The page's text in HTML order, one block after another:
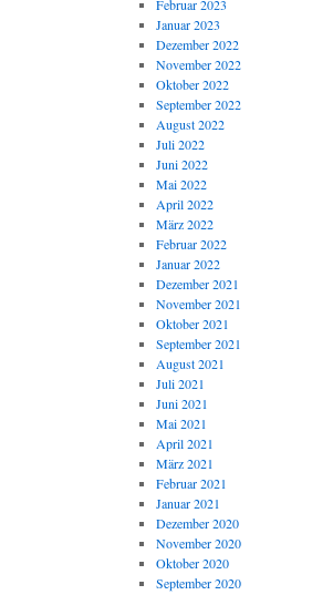
Februar 2023
Januar 2023
Dezember 2022
November 2022
Oktober 2022
September 2022
August 2022
Juli 2022
Juni 2022
Mai 2022
April 2022
März 2022
Februar 2022
Januar 2022
Dezember 2021
November 2021
Oktober 2021
September 2021
August 2021
Juli 2021
Juni 2021
Mai 2021
April 2021
März 2021
Februar 2021
Januar 2021
Dezember 2020
November 2020
Oktober 2020
September 2020